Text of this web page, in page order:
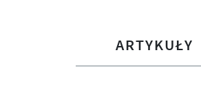
ARTYKUŁY